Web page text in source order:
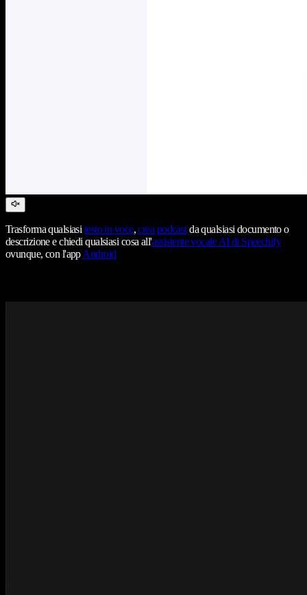
Trasforma qualsiasitesto in voce,crea podcastda qualsiasi documento o
descrizione e chiedi qualsiasi cosa all'assistente vocale AI di Speechify
ovunque, con l'appAndroid